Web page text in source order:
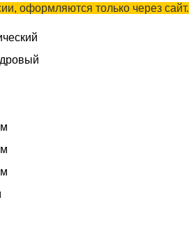
оформляются только через сайт.